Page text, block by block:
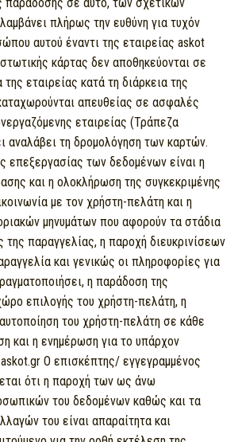
παράδοσης σε αυτό, των σχετικών
πλήρως την ευθύνη για τυχόν
αυτού έναντι της εταιρείας askot
κάρτας δεν αποθηκεύονται σε
εταιρείας κατά τη διάρκεια της
απευθείας σε ασφαλές
εταιρείας (Τράπεζα
αναλάβει τη δρομολόγηση των καρτών.
επεξεργασίας των δεδομένων είναι η
και η ολοκλήρωση της συγκεκριμένης
με τον χρήστη-πελάτη και η
μηνυμάτων που αφορούν τα στάδια
της παραγγελίας, η παροχή διευκρινίσεων
και γενικώς οι πληροφορίες για
η παράδοση της
επιλογής του χρήστη-πελάτη, η
του χρήστη-πελάτη σε κάθε
και η ενημέρωση για το υπάρχον
Ο επισκέπτης/ εγγεγραμμένος
ότι η παροχή των ως άνω
του δεδομένων καθώς και τα
του είναι απαραίτητα και